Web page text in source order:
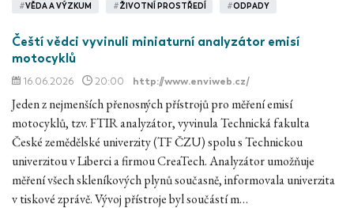
#VĚDA A VÝZKUM #ŽIVOTNÍ PROSTŘEDÍ #ODPADY
Čeští vědci vyvinuli miniaturní analyzátor emisí
motocyklů
16.06.2026 20:00 http://www.enviweb.cz/
Jeden z nejmenších přenosných přístrojů pro měření emisí
motocyklů, tzv. FTIR analyzátor, vyvinula Technická fakulta
České zemědělské univerzity (TF ČZU) spolu s Technickou
univerzitou v Liberci a firmou CreaTech. Analyzátor umožňuje
měření všech skleníkových plynů současně, informovala univerzita
v tiskové zprávě. Vývoj přístroje byl součástí m…